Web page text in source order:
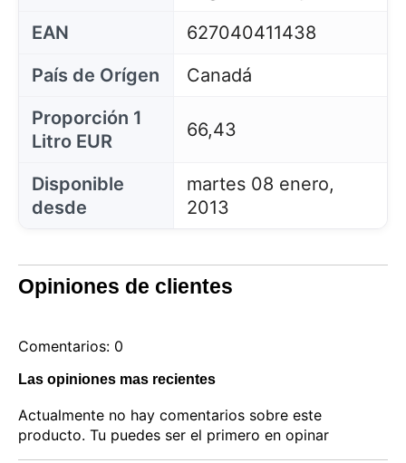
EAN
627040411438
País de Orígen
Canadá
Proporción 1
Litro EUR
66,43
Disponible
desde
martes 08 enero,
2013
Opiniones de clientes
Comentarios: 0
Las opiniones mas recientes
Actualmente no hay comentarios sobre este
producto. Tu puedes ser el primero en opinar
almacenar y escribir información en su navegador y
estas tecnologías incluye datos relacionados con su
identificadores personales (por ejemplo, dirección IP
y detalles de la sesión) e historial de navegación.
Utilizamos esta información para diversos fines: por
ejemplo, para acceder a su cuenta y recordar su